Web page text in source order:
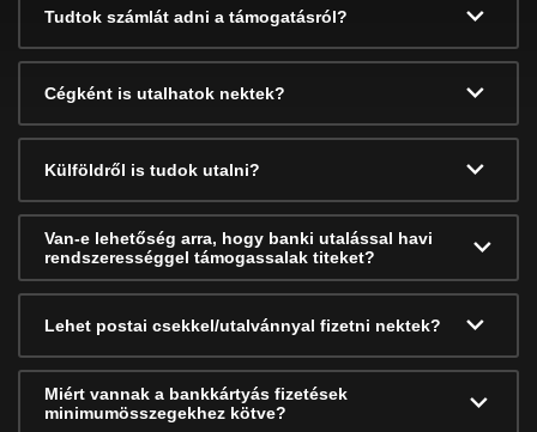
Tudtok számlát adni a támogatásról?
Cégként is utalhatok nektek?
Külföldről is tudok utalni?
Van-e lehetőség arra, hogy banki utalással havi
rendszerességgel támogassalak titeket?
Lehet postai csekkel/utalvánnyal fizetni nektek?
Miért vannak a bankkártyás fizetések
minimumösszegekhez kötve?